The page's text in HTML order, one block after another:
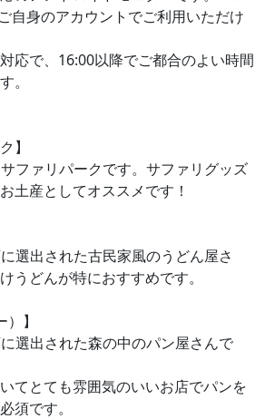
自身のアカウントでご利用いただけ
応で、16:00以降でご都合のよい時間
。
】
ファリパークです。サファリグッズ
土産としてオススメです！
選出された古民家風のうどん屋さ
うどんが特におすすめです。
】
選出された森の中のパン屋さんで
てとても雰囲気のいいお店でパンを
須です。